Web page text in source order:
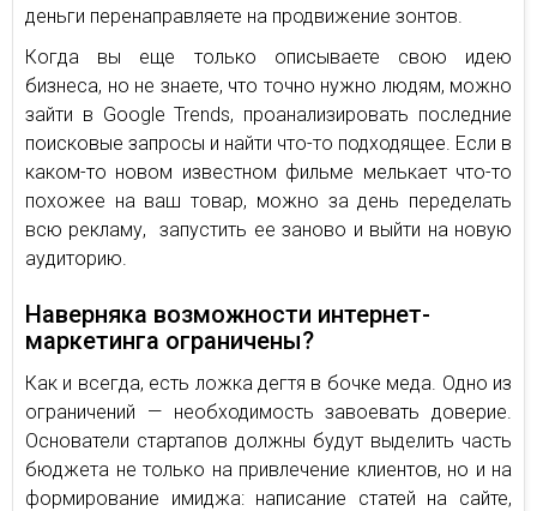
деньги перенаправляете на продвижение зонтов.
Когда вы еще только описываете свою идею
бизнеса, но не знаете, что точно нужно людям, можно
зайти в Google Trends, проанализировать последние
поисковые запросы и найти что-то подходящее. Если в
каком-то новом известном фильме мелькает что-то
похожее на ваш товар, можно за день переделать
всю рекламу, запустить ее заново и выйти на новую
аудиторию.
Наверняка возможности интернет-
маркетинга ограничены?
Как и всегда, есть ложка дегтя в бочке меда. Одно из
ограничений — необходимость завоевать доверие.
Основатели стартапов должны будут выделить часть
бюджета не только на привлечение клиентов, но и на
формирование имиджа: написание статей на сайте,